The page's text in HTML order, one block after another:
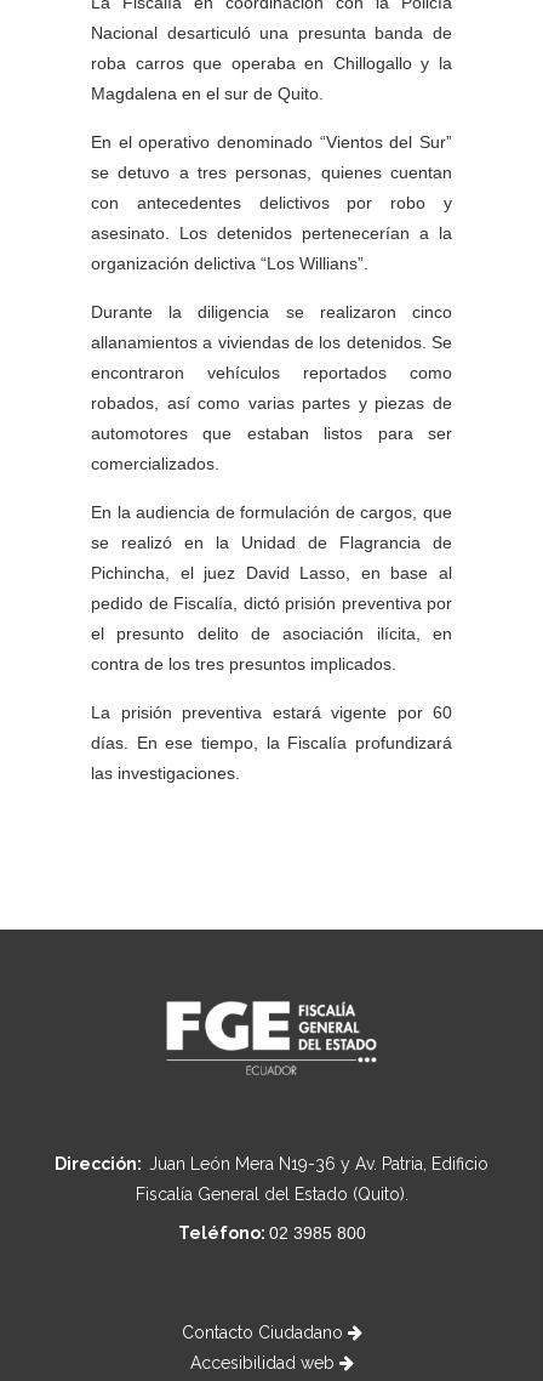
Nacional desarticuló una presunta banda de
roba carros que operaba en Chillogallo y la
Magdalena en el sur de Quito.
En el operativo denominado “Vientos del Sur”
se detuvo a tres personas, quienes cuentan
con antecedentes delictivos por robo y
asesinato. Los detenidos pertenecerían a la
organización delictiva “Los Willians”.
Durante la diligencia se realizaron cinco
allanamientos a viviendas de los detenidos. Se
encontraron vehículos reportados como
robados, así como varias partes y piezas de
automotores que estaban listos para ser
comercializados.
En la audiencia de formulación de cargos, que
se realizó en la Unidad de Flagrancia de
Pichincha, el juez David Lasso, en base al
pedido de Fiscalía, dictó prisión preventiva por
el presunto delito de asociación ilícita, en
contra de los tres presuntos implicados.
La prisión preventiva estará vigente por 60
días. En ese tiempo, la Fiscalía profundizará
las investigaciones.
Dirección: Juan León Mera N19-36 y Av. Patria, Edificio
Fiscalía General del Estado (Quito).
Teléfono: 02 3985 800
Contacto Ciudadano
Accesibilidad web